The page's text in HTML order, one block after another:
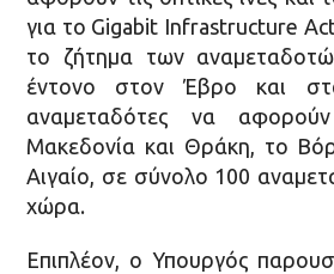
για το Gigabit Infrastructure
το ζήτημα των
έντονο στον Έβρο και
αναμεταδότες να
Μακεδονία και Θράκη, το
Αιγαίο, σε σύνολο 100
χώρα.
Επιπλέον, ο Υπουργός